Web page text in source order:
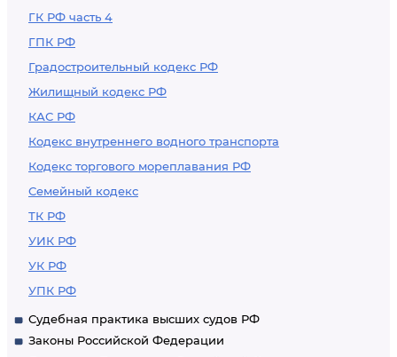
ГК РФ часть 4
ГПК РФ
Градостроительный кодекс РФ
Жилищный кодекс РФ
КАС РФ
Кодекс внутреннего водного транспорта
Кодекс торгового мореплавания РФ
Семейный кодекс
ТК РФ
УИК РФ
УК РФ
УПК РФ
Судебная практика высших судов РФ
Законы Российской Федерации